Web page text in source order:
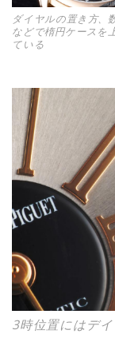
ダイヤルの置き方、
などで楕円ケースを
ている
3時位置にはデ